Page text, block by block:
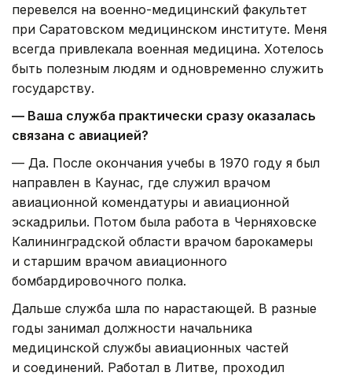
перевелся на военно-медицинский факультет
при Саратовском медицинском институте. Меня
всегда привлекала военная медицина. Хотелось
быть полезным людям и одновременно служить
государству.
— Ваша служба практически сразу оказалась
связана с авиацией?
— Да. После окончания учебы в 1970 году я был
направлен в Каунас, где служил врачом
авиационной комендатуры и авиационной
эскадрильи. Потом была работа в Черняховске
Калининградской области врачом барокамеры
и старшим врачом авиационного
бомбардировочного полка.
Дальше служба шла по нарастающей. В разные
годы занимал должности начальника
медицинской службы авиационных частей
и соединений. Работал в Литве, проходил